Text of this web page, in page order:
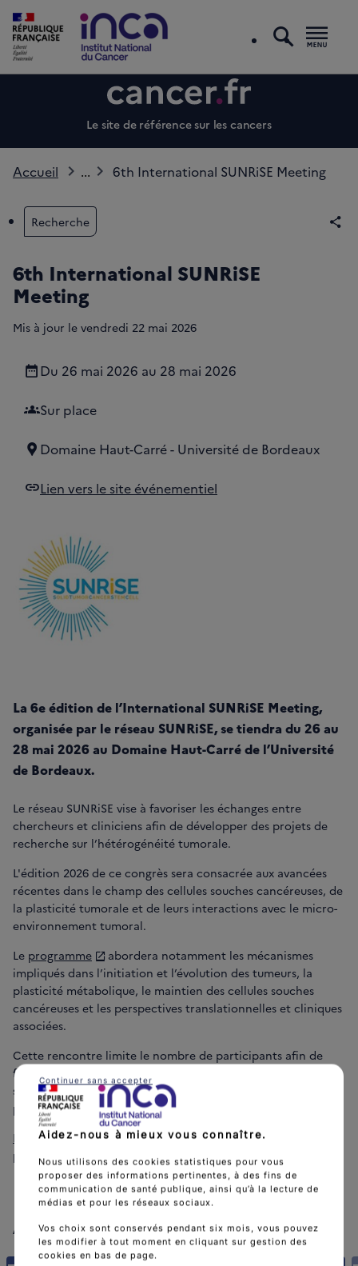
Le site de référence sur les cancers
Accueil ... 6th International SUNRiSE Meeting
Recherche
6th International SUNRiSE
Meeting
Mis à jour le vendredi 22 mai 2026
Du Date de début
26 mai 2026 au Date de fin
28 mai 2026
groupsSur place
Domaine Haut-Carré - Université de Bordeaux
linkLien vers le site événementiel
La 6e édition de l’International SUNRiSE Meeting,
organisée par le réseau SUNRiSE, se tiendra du 26 au
28 mai 2026 au Domaine Haut-Carré de l’Université
de Bordeaux.
Le réseau SUNRiSE vise à favoriser les échanges entre
chercheurs et cliniciens afin de développer des projets de
recherche sur l’hétérogénéité tumorale.
L'édition 2026 de ce congrès sera consacrée aux avancées
récentes dans le champ des cellules souches cancéreuses, de
la plasticité tumorale et de leurs interactions avec le micro-
environnement tumoral.
Le programme
abordera notamment les mécanismes
impliqués dans l’initiation et l’évolution des tumeurs, la
plasticité métabolique, le maintien des cellules souches
cancéreuses et les perspectives translationnelles et cliniques
associées.
Cette rencontre limite le nombre de participants afin de
favoriser les échanges entre chercheurs, cliniciens, jeunes
scientifiques et professionnels de l’industrie
pharmaceutique.
L'inscription au 6th SUNRiSE Meeting
est obligatoire et
payante.
A venir
Aidez-nous à mieux vous connaître.
Nous utilisons des cookies statistiques pour vous
proposer des informations pertinentes, à des fins de
communication de santé publique, ainsi qu’à la lecture de
médias et pour les réseaux sociaux.
Vos choix sont conservés pendant six mois, vous pouvez
les modifier à tout moment en cliquant sur gestion des
cookies en bas de page.
Continuer sans accepter